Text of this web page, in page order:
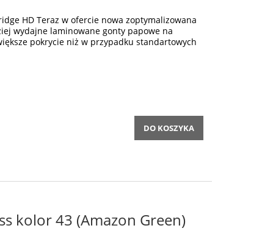
HD Teraz w ofercie nowa zoptymalizowana
wydajne laminowane gonty papowe na
pokrycie niż w przypadku standartowych
DO KOSZYKA
kolor 43 (Amazon Green)